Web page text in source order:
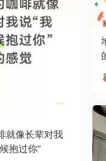
就像长辈对我
抱过你”